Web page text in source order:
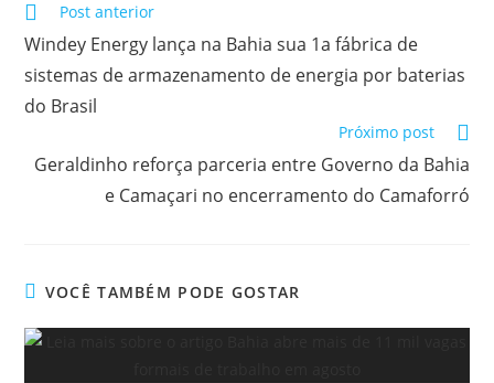
Post anterior
Windey Energy lança na Bahia sua 1a fábrica de
sistemas de armazenamento de energia por baterias
do Brasil
Próximo post
Geraldinho reforça parceria entre Governo da Bahia
e Camaçari no encerramento do Camaforró
VOCÊ TAMBÉM PODE GOSTAR